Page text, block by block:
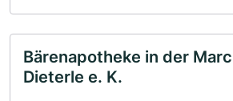
Bärenapotheke in der
Dieterle e. K.